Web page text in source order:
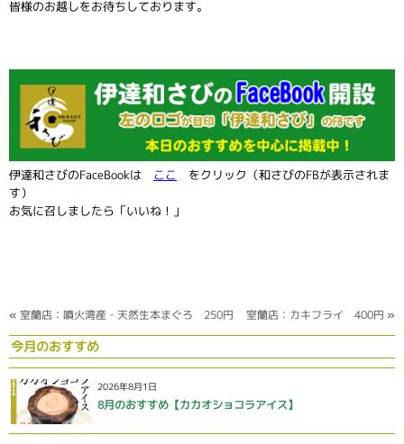
皆様のお越しをお待ちしております。
伊達和さびのFaceBookは ここ
をクリック（和さびのFBが表示されま
す）
お気に召しましたら「いいね！」
« 室蘭店：噴火湾産・天然生本まぐろ 250円 室蘭店：カキフライ 400円 »
今月のおすすめ
2026年8月1日
8月のおすすめ【カカオショコラアイス】